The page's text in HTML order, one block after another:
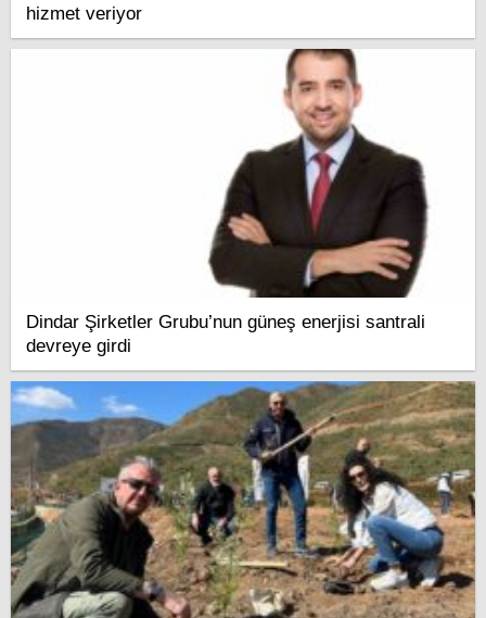
hizmet veriyor
Dindar Şirketler Grubu’nun güneş enerjisi santrali
devreye girdi